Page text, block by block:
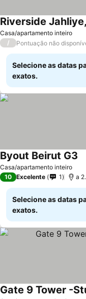
Casa/apartamento inteiro
Riverside
/ Pontuação não
Selecione as datas
exatos.
Casa/apartamento inteiro
Byout Beirut G3
10 Excelente 1 a
Selecione as datas
exatos.
Gate 9 Tower -